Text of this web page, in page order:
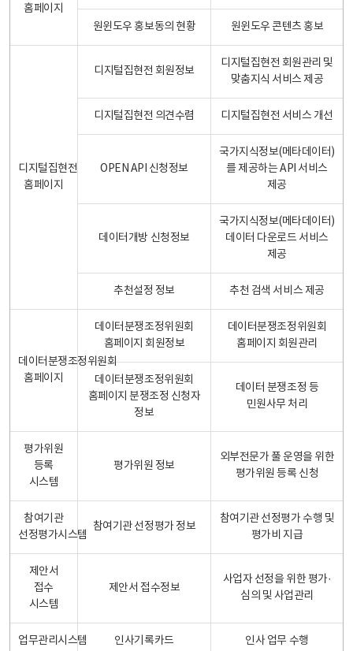
홈페이지
원윈도우 홍보동의 현황 원윈도우 콘텐츠 홍보
디지털집현전
홈페이지
디지털집현전 회원정보
디지털집현전 회원관리 및
맞춤지식 서비스 제공
디지털집현전 의견수렴 디지털집현전 서비스 개선
OPEN API 신청정보
국가지식정보(메타데이터)
를 제공하는 API 서비스
제공
데이터개방 신청정보
국가지식정보(메타데이터)
데이터 다운로드 서비스
제공
추천설정 정보 추천 검색 서비스 제공
데이터분쟁조정위원회
홈페이지
데이터분쟁조정위원회
홈페이지 회원정보
데이터분쟁조정위원회
홈페이지 회원관리
데이터분쟁조정위원회
홈페이지 분쟁조정 신청자
정보
데이터 분쟁조정 등
민원사무 처리
평가위원
등록
시스템
평가위원 정보
외부전문가 풀 운영을 위한
평가위원 등록 신청
참여기관
선정평가시스템
참여기관 선정평가 정보
참여기관 선정평가 수행 및
평가비 지급
제안서
접수
시스템
제안서 접수정보
사업자 선정을 위한 평가·
심의 및 사업관리
업무관리시스템 인사기록카드 인사 업무 수행